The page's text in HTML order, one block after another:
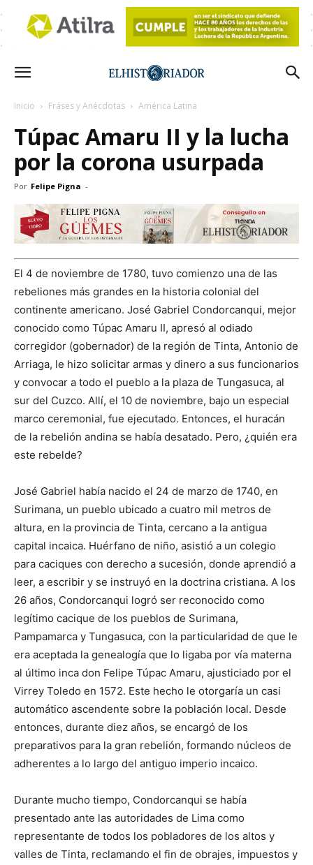
Inicio Fráses y Anécdotas América Latina
Túpac Amaru II y la lucha
por la corona usurpada
Por Felipe Pigna -
El 4 de noviembre de 1780, tuvo comienzo una de las
rebeliones más grandes en la historia colonial del
continente americano. José Gabriel Condorcanqui, mejor
conocido como Túpac Amaru II, apresó al odiado
corregidor (gobernador) de la región de Tinta, Antonio de
Arriaga, le hizo solicitar armas y dinero a sus funcionarios
y convocar a todo el pueblo a la plaza de Tungasuca, al
sur del Cuzco. Allí, el 10 de noviembre, bajo un especial
marco ceremonial, fue ejecutado. Entonces, el huracán
de la rebelión andina se había desatado. Pero, ¿quién era
este rebelde?
José Gabriel había nacido el 24 de marzo de 1740, en
Surimana, un pueblo ubicado a cuatro mil metros de
altura, en la provincia de Tinta, cercano a la antigua
capital incaica. Huérfano de niño, asistió a un colegio
para caciques con derecho a sucesión, donde aprendió a
leer, a escribir y se instruyó en la doctrina cristiana. A los
26 años, Condorcanqui logró ser reconocido como
legítimo cacique de los pueblos de Surimana,
Pampamarca y Tungasuca, con la particularidad de que le
era aceptada la genealogía que lo ligaba por vía materna
al último inca don Felipe Túpac Amaru, ajusticiado por el
Virrey Toledo en 1572. Este hecho le otorgaría un casi
automático ascendente sobre la población local. Desde
entonces, durante diez años, se encargó de los
preparativos para la gran rebelión, formando núcleos de
adherentes a lo largo del antiguo imperio incaico.
Durante mucho tiempo, Condorcanqui se había
presentado ante las autoridades de Lima como
representante de todos los pobladores de los altos y
valles de Tinta, reclamando el fin de obrajes, impuestos y